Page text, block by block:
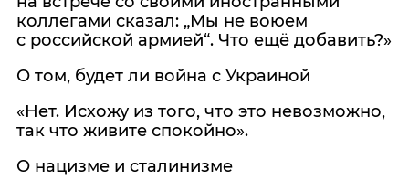
коллегами сказал: „Мы не воюем
с российской армией“. Что ещё добавить?»
О том, будет ли война с Украиной
«Нет. Исхожу из того, что это невозможно,
так что живите спокойно».
О нацизме и сталинизме